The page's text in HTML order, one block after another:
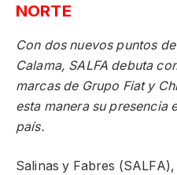
NORTE
Con dos nuevos puntos
Calama, SALFA debuta
marcas de Grupo Fiat y
esta manera su presencia
país.
Salinas y Fabres